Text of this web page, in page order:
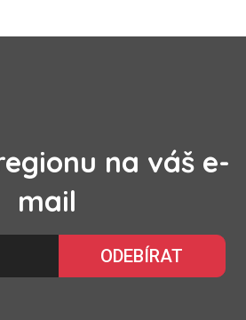
na váš e-
mail
ODEBÍRAT